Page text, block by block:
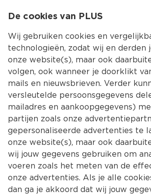
De cookies van PLUS
Wij gebruiken cookies en
technologieën, zodat wij en derden
onze website(s), maar ook
volgen, ook wanneer je doorklikt
mails en nieuwsbrieven. Verder
versleutelde persoonsgegevens
mailadres en aankoopgegevens)
partijen zoals onze
gepersonaliseerde advertenties te
onze website(s), maar ook
wij jouw gegevens gebruiken om
voeren zoals het meten van de
onze advertenties. Als je alle
dan ga je akkoord dat wij jouw